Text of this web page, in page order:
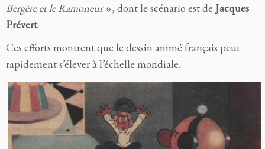
Bergère et le Ramoneur», dont le scénario est de Jacques
Prévert.
Ces efforts montrent que le dessin animé français peut
rapidement s’élever à l’échelle mondiale.